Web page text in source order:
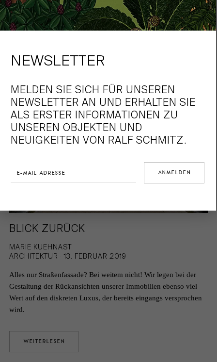
BLICK ZURÜCK
MARIE KUEHNAST
ARCHITEKTUR · 13. FEBRUAR 2019
Alles nur Straßenfassade? Bei weitem nicht! Wir legen bei der
Gestaltung der Rückansichten unserer Immobilien ebenso viel
Wert auf den diskreten Luxus, der bereits eingangs versprochen
wird.
WEITERLESEN
NEWSLETTER
MELDEN SIE SICH FÜR UNSEREN
NEWSLETTER AN UND ERHALTEN SIE
ALS ERSTER INFORMATIONEN ZU
UNSEREN OBJEKTEN UND
NEUIGKEITEN VON RALF SCHMITZ.